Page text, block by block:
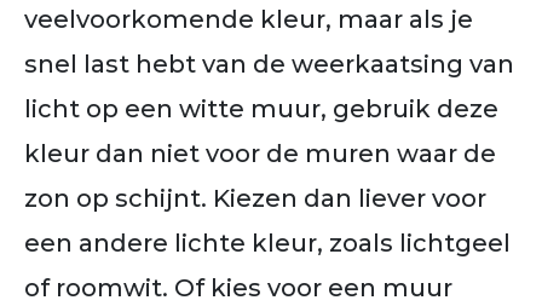
veelvoorkomende kleur, maar als je
snel last hebt van de weerkaatsing van
licht op een witte muur, gebruik deze
kleur dan niet voor de muren waar de
zon op schijnt. Kiezen dan liever voor
een andere lichte kleur, zoals lichtgeel
of roomwit. Of kies voor een muur